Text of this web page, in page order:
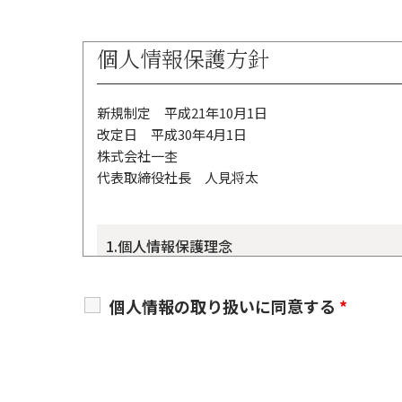
個人情報保護方針
新規制定 平成21年10月1日
改定日 平成30年4月1日
株式会社一杢
代表取締役社長 人見将太
1.個人情報保護理念
事業を展開するにあたり、個人情報の保護が重要
情報保護マネジメントシステム―要求事項」お
個人情報の取り扱いに同意する *